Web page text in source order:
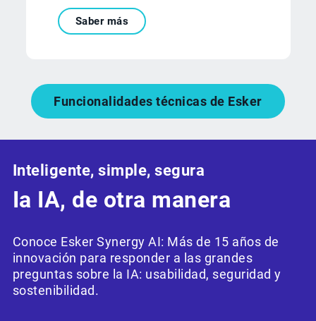
Saber más
Funcionalidades técnicas de Esker
Inteligente, simple, segura
Ia IA, de otra manera
Conoce Esker Synergy AI: Más de 15 años de
innovación para responder a las grandes
preguntas sobre la IA: usabilidad, seguridad y
sostenibilidad.